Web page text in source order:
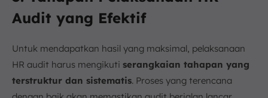
Audit yang Efektif
Untuk mendapatkan hasil yang maksimal, pelaksanaan
HR audit harus mengikuti serangkaian tahapan yang
terstruktur dan sistematis. Proses yang terencana